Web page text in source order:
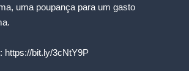
uma poupança para um gasto
https://bit.ly/3cNtY9P